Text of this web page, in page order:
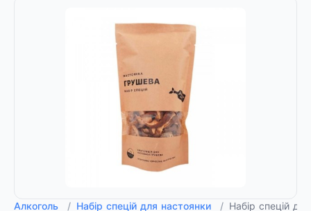
Алкоголь / Набір спецій для настоянки / Набір спецій